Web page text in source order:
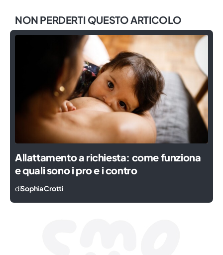
NON PERDERTI QUESTO ARTICOLO
Allattamento a richiesta: come funziona
e quali sono i pro e i contro
diSophia Crotti